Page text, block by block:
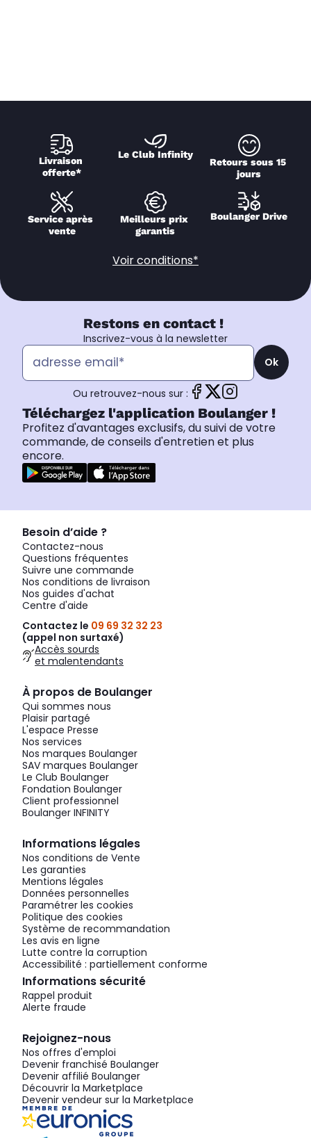
Livraison
offerte*
Le Club Infinity
Retours sous 15
jours
Service après
vente
Meilleurs prix
garantis
Boulanger Drive
Voir conditions*
Restons en contact !
Inscrivez-vous à la newsletter
Ok
Ou retrouvez-nous sur :
Téléchargez l'application Boulanger !
Profitez d'avantages exclusifs, du suivi de votre
commande, de conseils d'entretien et plus
encore.
Besoin d’aide ?
Contactez-nous
Questions fréquentes
Suivre une commande
Nos conditions de livraison
Nos guides d'achat
Centre d'aide
Contactez le 09 69 32 32 23
(appel non surtaxé)
Accès sourds
et malentendants
À propos de Boulanger
Qui sommes nous
Plaisir partagé
L'espace Presse
Nos services
Nos marques Boulanger
SAV marques Boulanger
Le Club Boulanger
Fondation Boulanger
Client professionnel
Boulanger INFINITY
Informations légales
Nos conditions de Vente
Les garanties
Mentions légales
Données personnelles
Paramétrer les cookies
Politique des cookies
Système de recommandation
Les avis en ligne
Lutte contre la corruption
Accessibilité : partiellement conforme
Informations sécurité
Rappel produit
Alerte fraude
Rejoignez-nous
Nos offres d'emploi
Devenir franchisé Boulanger
Devenir affilié Boulanger
Découvrir la Marketplace
Devenir vendeur sur la Marketplace